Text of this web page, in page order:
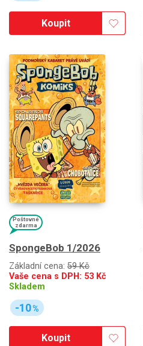
Koupit
Poštovné
zdarma
SpongeBob 1/2026
Základní cena: 59 Kč
Vaše cena s DPH: 53 Kč
Skladem
-10%
Koupit